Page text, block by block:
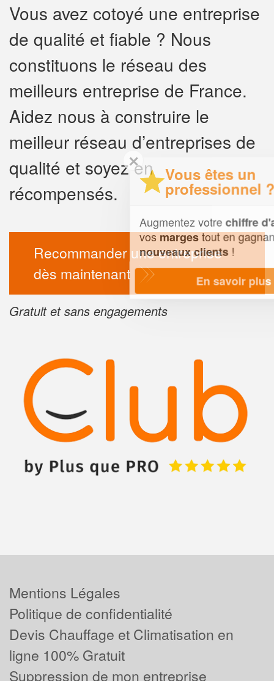
Vous avez cotoyé une entreprise
de qualité et fiable ? Nous
constituons le réseau des
meilleurs entreprise de France.
Aidez nous à construire le
meilleur réseau d’entreprises de
qualité et soyez en
récompensés.
Recommander une entreprise
dès maintenant
Gratuit et sans engagements
✕
Vous êtes un
professionnel ?
Augmentez votrechiffre d'affaireset
vosmargestout en gagnant de
nouveaux clients!
En savoir plus
Mentions Légales
Politique de confidentialité
Devis Chauffage et Climatisation en
ligne 100% Gratuit
Suppression de mon entreprise